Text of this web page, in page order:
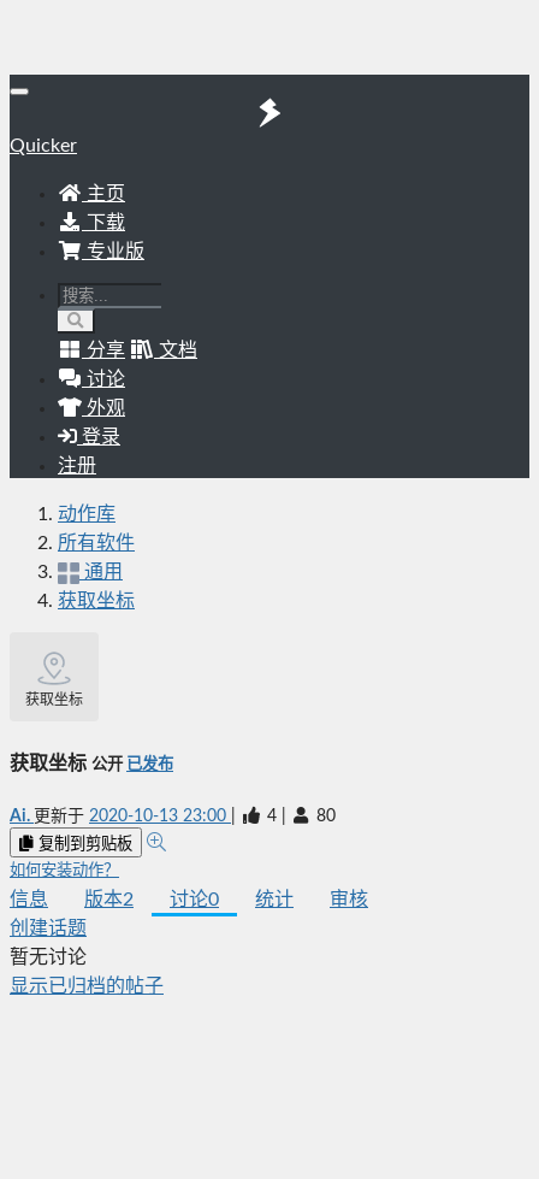
Quicker
主页
下载
专业版
分享
文档
讨论
外观
登录
注册
动作库
所有软件
通用
获取坐标
获取坐标
获取坐标 公开 已发布
Ai. 更新于 2020-10-13 23:00 4 80
复制到剪贴板
如何安装动作？
信息 版本2 讨论0 统计
审核
创建话题
暂无讨论
显示已归档的帖子